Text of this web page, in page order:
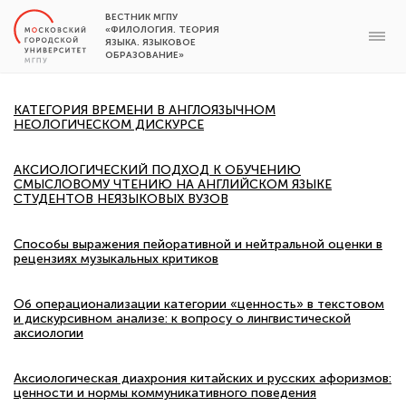
ВЕСТНИК МГПУ
«ФИЛОЛОГИЯ. ТЕОРИЯ
ЯЗЫКА. ЯЗЫКОВОЕ
ОБРАЗОВАНИЕ»
КАТЕГОРИЯ ВРЕМЕНИ В АНГЛОЯЗЫЧНОМ
НЕОЛОГИЧЕСКОМ ДИСКУРСЕ
АКСИОЛОГИЧЕСКИЙ ПОДХОД К ОБУЧЕНИЮ
СМЫСЛОВОМУ ЧТЕНИЮ НА АНГЛИЙСКОМ ЯЗЫКЕ
СТУДЕНТОВ НЕЯЗЫКОВЫХ ВУЗОВ
Способы выражения пейоративной и нейтральной оценки в
рецензиях музыкальных критиков
Об операционализации категории «ценность» в текстовом
и дискурсивном анализе: к вопросу о лингвистической
аксиологии
Аксиологическая диахрония китайских и русских афоризмов:
ценности и нормы коммуникативного поведения